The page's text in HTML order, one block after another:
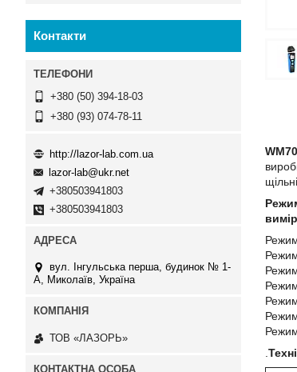
Контакти
+380 (50) 394-18-03
+380 (93) 074-78-11
http://lazor-lab.com.ua
lazor-lab@ukr.net
+380503941803
+380503941803
вул. Інгульська перша, будинок № 1-
А, Миколаїв, Україна
ТОВ «ЛАЗОРЬ»